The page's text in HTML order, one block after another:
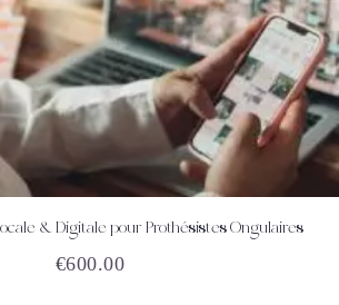
DÉTAILS
& Digitale pour Prothésistes Ongulaires
€600.00